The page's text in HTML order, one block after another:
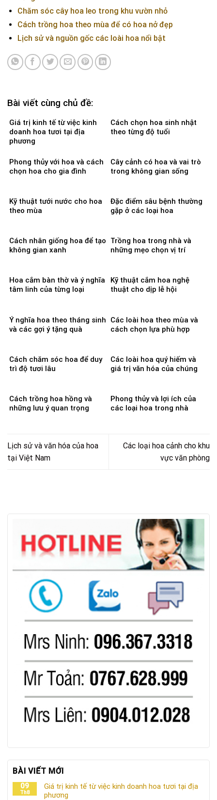
Chăm sóc cây hoa leo trong khu vườn nhỏ
Cách trồng hoa theo mùa để có hoa nở đẹp
Lịch sử và nguồn gốc các loài hoa nổi bật
Bài viết cùng chủ đề:
Giá trị kinh tế từ việc kinh
doanh hoa tươi tại địa
phương
Cách chọn hoa sinh nhật
theo từng độ tuổi
Phong thủy với hoa và cách
chọn hoa cho gia đình
Cây cảnh có hoa và vai trò
trong không gian sống
Kỹ thuật tưới nước cho hoa
theo mùa
Đặc điểm sâu bệnh thường
gặp ở các loại hoa
Cách nhân giống hoa để tạo
không gian xanh
Trồng hoa trong nhà và
những mẹo chọn vị trí
Hoa cắm bàn thờ và ý nghĩa
tâm linh của từng loại
Kỹ thuật cắm hoa nghệ
thuật cho dịp lễ hội
Ý nghĩa hoa theo tháng sinh
và các gợi ý tặng quà
Các loài hoa theo mùa và
cách chọn lựa phù hợp
Cách chăm sóc hoa để duy
trì độ tươi lâu
Các loài hoa quý hiếm và
giá trị văn hóa của chúng
Cách trồng hoa hồng và
những lưu ý quan trọng
Phong thủy và lợi ích của
các loại hoa trong nhà
Lịch sử và văn hóa của hoa
tại Việt Nam
Các loại hoa cảnh cho khu
vực văn phòng
BÀI VIẾT MỚI
09
Th8
Giá trị kinh tế từ việc kinh doanh hoa tươi tại địa
phương